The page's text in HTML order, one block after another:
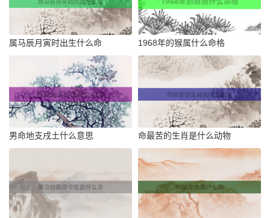
属马辰月寅时出生什么命 1968年的猴属什么命格
男命地支戌土什么意思 命最苦的生肖是什么动物